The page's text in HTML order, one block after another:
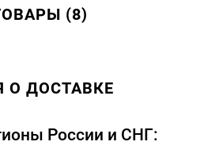
(8)
ДОСТАВКЕ
России и СНГ: